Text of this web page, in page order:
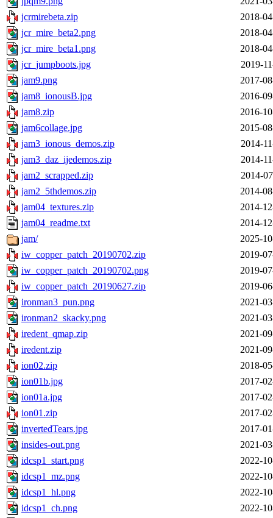
jcrmirebeta.zip
2018-
jcr_mire_beta2.png
2018-
jcr_mire_beta1.png
2018-
jcr_jumpboots.jpg
2019-
jam9.png
2017-
jam8_ionousB.jpg
2016-
jam8.zip
2016-
jam6collage.jpg
2015-
jam3_ionous_demos.zip
2014-
jam3_daz_ijedemos.zip
2014-
jam2_scrapped.zip
2014-
jam2_5thdemos.zip
2014-
jam04_textures.zip
2014-
jam04_readme.txt
2014-
jam/
2025-
iw_copper_patch_20190702.zip
2019-
iw_copper_patch_20190702.png
2019-
iw_copper_patch_20190627.zip
2019-
ironman3_pun.png
2021-
ironman2_skacky.png
2021-
iredent_qmap.zip
2021-
iredent.zip
2021-
ion02.zip
2018-
ion01b.jpg
2017-
ion01a.jpg
2017-
ion01.zip
2017-
invertedTears.jpg
2017-
insides-out.png
2021-
idcsp1_start.png
2022-
idcsp1_mz.png
2022-
idcsp1_hl.png
2022-
idcsp1_ch.png
2022-